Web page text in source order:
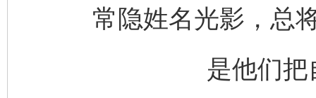
常隐姓名光影，总
是他们